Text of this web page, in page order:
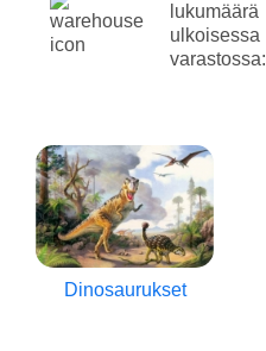
lukumäärä
ulkoisessa
varastossa:
Dinosaurukset